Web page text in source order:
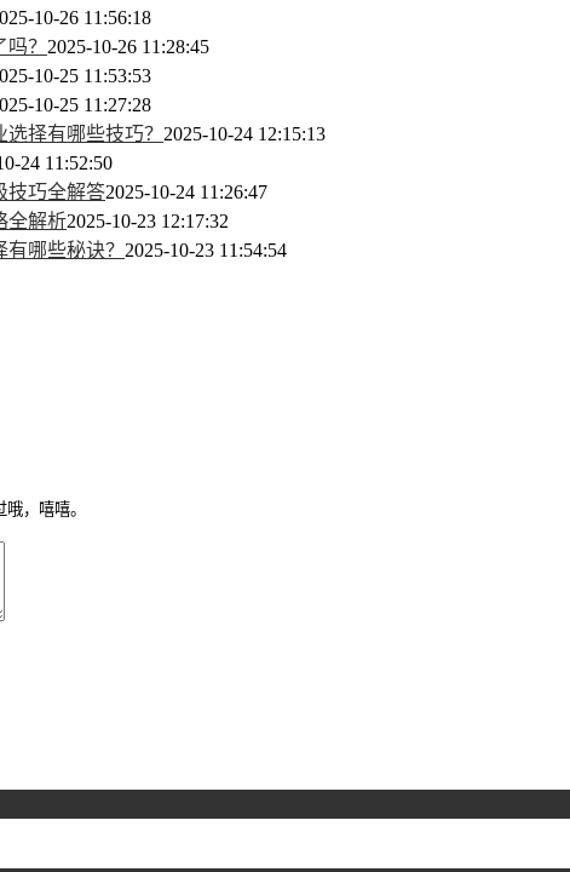
10-26 11:56:18
？ 2025-10-26 11:28:45
10-25 11:53:53
10-25 11:27:28
择有哪些技巧？ 2025-10-24 12:15:13
24 11:52:50
技巧全解答2025-10-24 11:26:47
全解析2025-10-23 12:17:32
哪些秘诀？ 2025-10-23 11:54:54
，嘻嘻。